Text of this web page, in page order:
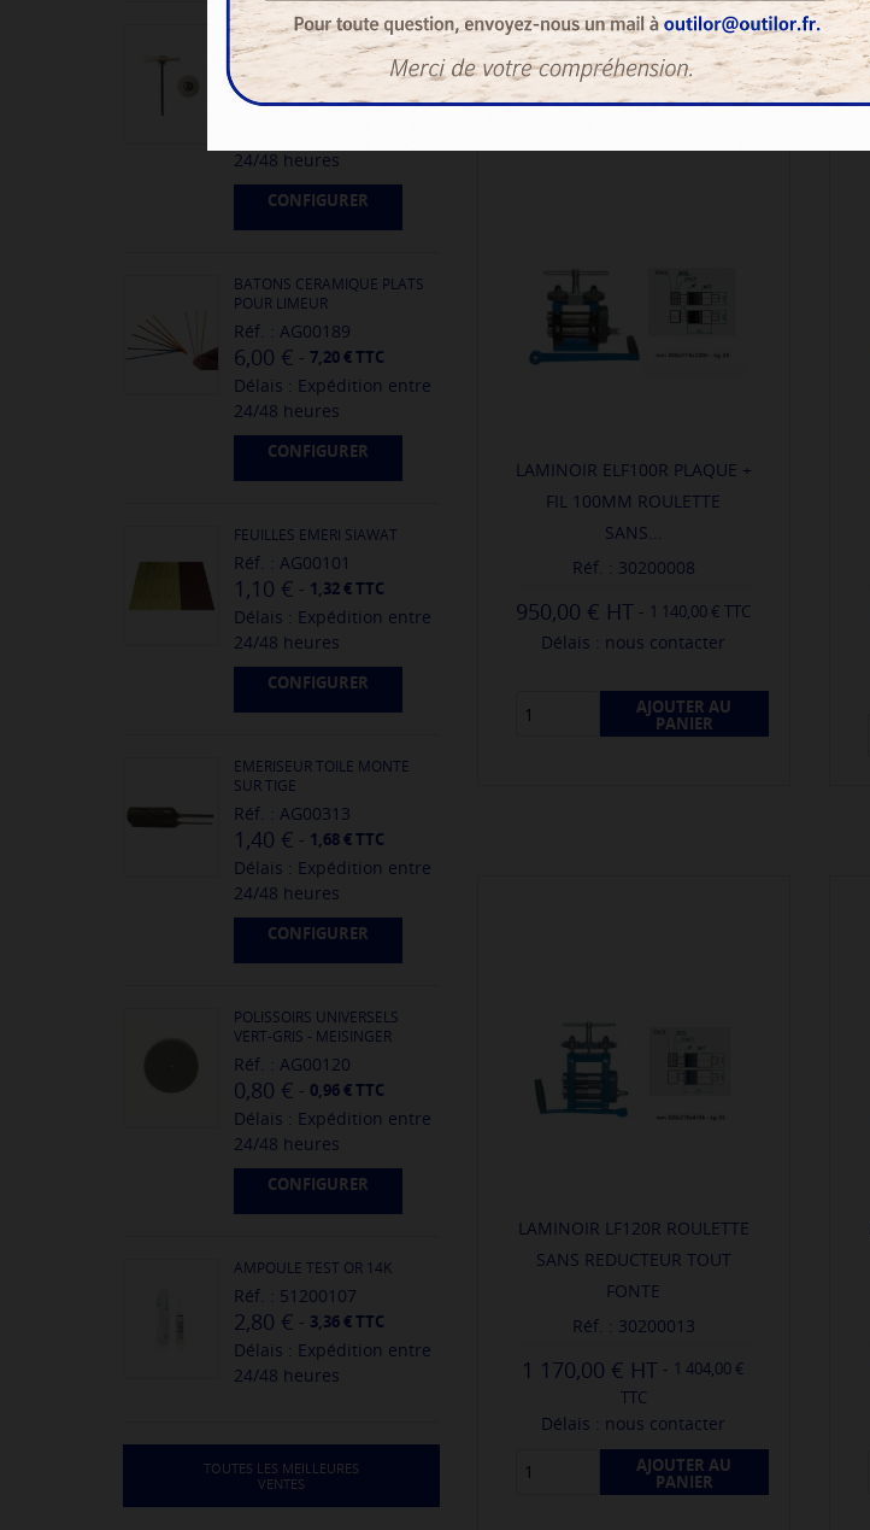
BROSSETTES SUR TIGE -
CHEVRE BLANCHE
Réf. : AG00045
1,90 € -2,28 € TTC
24/48 heures
CONFIGURER
BATONS CERAMIQUE PLATS
POUR LIMEUR
Réf. : AG00189
6,00 € - 7,20 € TTC
Délais : Expédition entre
24/48 heures
CONFIGURER
FEUILLES EMERI SIAWAT
Réf. : AG00101
1,10 € - 1,32 € TTC
Délais : Expédition entre
24/48 heures
CONFIGURER
EMERISEUR TOILE MONTE
SUR TIGE
Réf. : AG00313
1,40 € - 1,68 € TTC
Délais : Expédition entre
24/48 heures
CONFIGURER
POLISSOIRS UNIVERSELS
VERT-GRIS - MEISINGER
Réf. : AG00120
0,80 € - 0,96 € TTC
Délais : Expédition entre
24/48 heures
CONFIGURER
AMPOULE TEST OR 14K
Réf. : 51200107
2,80 € - 3,36 € TTC
Délais : Expédition entre
24/48 heures
TOUTES LES MEILLEURES
VENTES
LAMINOIR ELF100R PLAQUE +
FIL 100MM ROULETTE
SANS...
Réf. : 30200008
950,00 € - 1 140,00 € TTC
Délais : nous contacter
AJOUTER AU
PANIER
LAMINOIR LF120R ROULETTE
SANS REDUCTEUR TOUT
FONTE
Réf. : 30200013
1 170,00 € - 1 404,00 €
TTC
Délais : nous contacter
AJOUTER AU
PANIER